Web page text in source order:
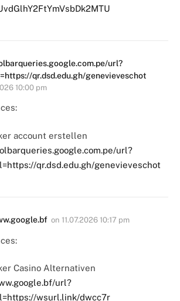
url?
qr.dsd.edu.gh/genevieveschot
10:00 pm
account erstellen
url?
qr.dsd.edu.gh/genevieveschot
on 11.07.2026 10:17 pm
Casino Alternativen
url?
wsurl.link/dwcc7r